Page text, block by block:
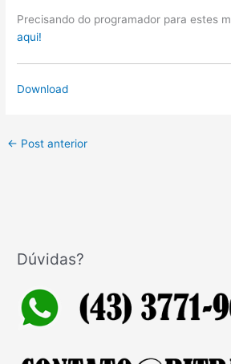
Precisando do programador para estes
aqui!
Download
← Post anterior
Dúvidas?